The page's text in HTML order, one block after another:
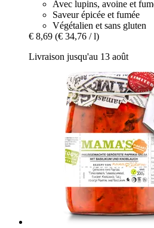
Avec lupins, avoine et
Saveur épicée et fumée
Végétalien et sans gluten
€ 8,69 (€ 34,76 / l)
Livraison jusqu'au 13 août